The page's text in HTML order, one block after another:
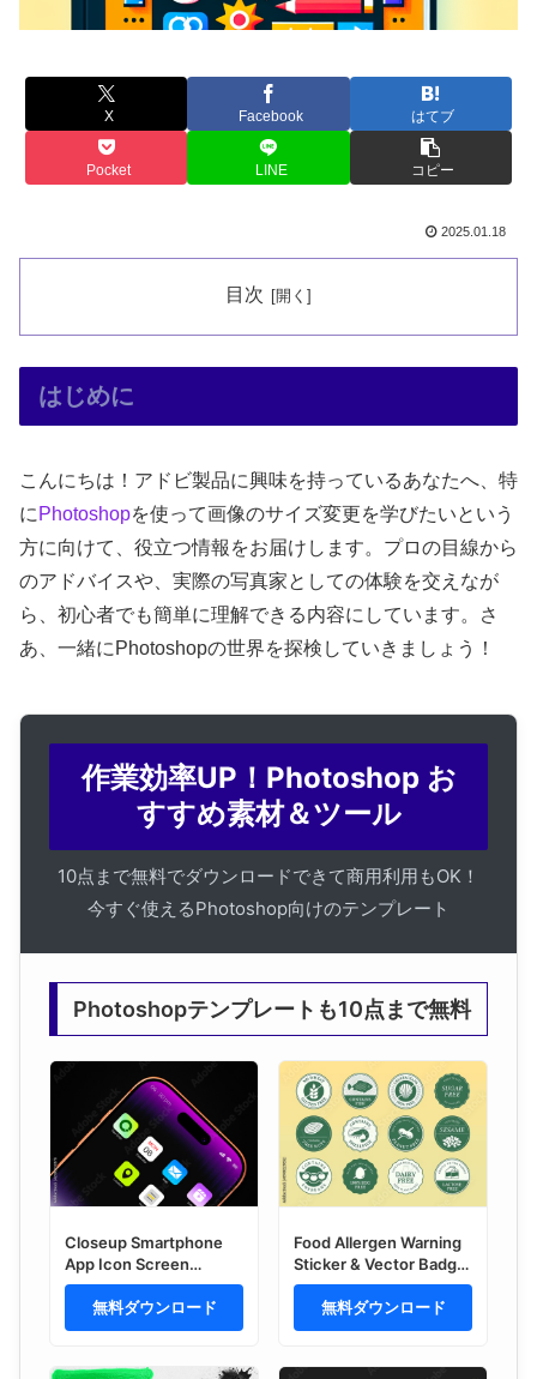
X Facebook はてブ
Pocket LINE コピー
2025.01.18
目次
はじめに
こんにちは！アドビ製品に興味を持っているあなたへ、特
に Photoshopを使って画像のサイズ変更を学びたいという
方に向けて、役立つ情報をお届けします。プロの目線から
のアドバイスや、実際の写真家としての体験を交えなが
ら、初心者でも簡単に理解できる内容にしています。さ
あ、一緒にPhotoshopの世界を探検していきましょう！
作業効率UP！Photoshop お
すすめ素材＆ツール
10点まで無料でダウンロードできて商用利用もOK！
今すぐ使えるPhotoshop向けのテンプレート
Photoshopテンプレートも10点まで無料
Closeup Smartphone
App Icon Screen
Mockup
無料ダウンロード
Food Allergen Warning
Sticker & Vector Badge
Set for Allergy Label
Icons, Packaging Seals
& Menus
無料ダウンロード